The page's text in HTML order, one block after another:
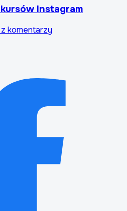
Instagram
komentarzy